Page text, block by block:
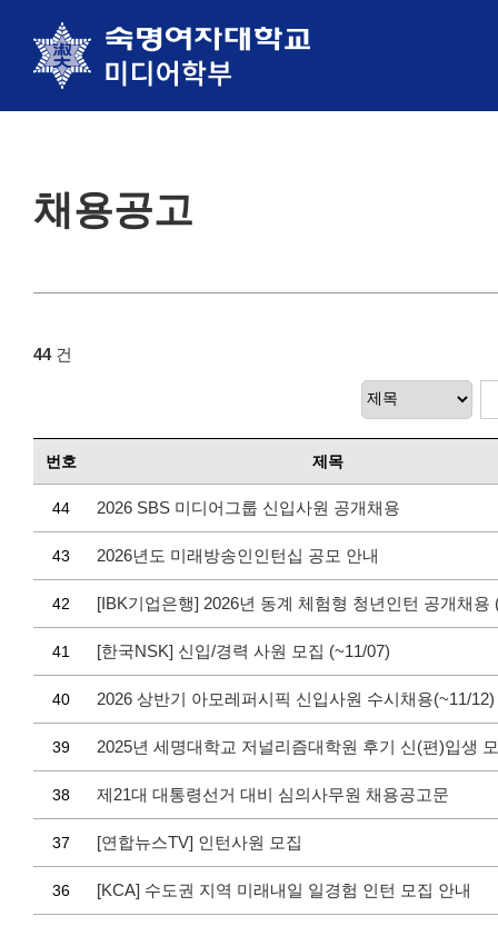
채용공고
44건
번호 제목
44 2026 SBS 미디어그룹 신입사원 공개채용
43 2026년도 미래방송인인턴십 공모 안내
42
41 [한국NSK] 신입/경력 사원 모집 (~11/07)
40 2026 상반기 아모레퍼시픽 신입사원 수시채용(~11/12)
39 2025년 세명대학교 저널리즘대학원 후기 신(편)입생
38 제21대 대통령선거 대비 심의사무원 채용공고문
37 [연합뉴스TV] 인턴사원 모집
36 [KCA] 수도권 지역 미래내일 일경험 인턴 모집 안내